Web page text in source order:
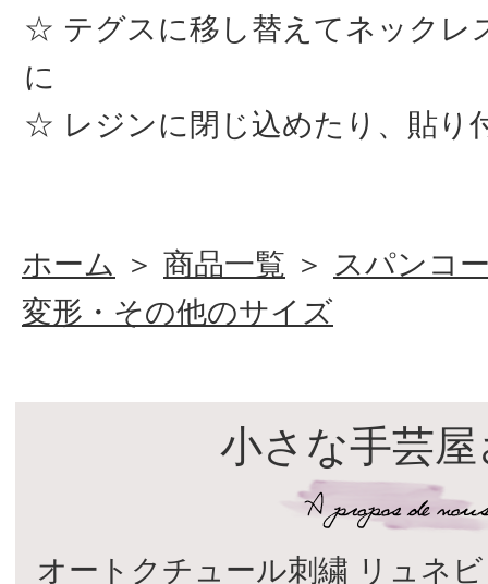
テグスに移し替えてネックレ
に
レジンに閉じ込めたり、貼り
ホーム ＞ 商品一覧 ＞ スパンコ
変形・その他のサイズ
小さな手芸
オートクチュール刺繍 リュネビ